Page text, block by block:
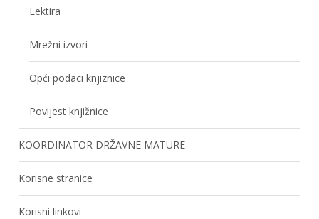
Lektira
Mrežni izvori
Opći podaci knjiznice
Povijest knjižnice
KOORDINATOR DRŽAVNE MATURE
Korisne stranice
Korisni linkovi